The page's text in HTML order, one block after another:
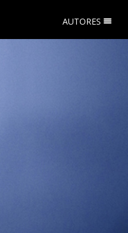
AUTORES